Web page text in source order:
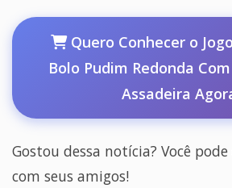
Quero Conhecer o
Bolo Pudim Redonda
Assadeira
Gostou dessa notícia? Você
com seus amigos!